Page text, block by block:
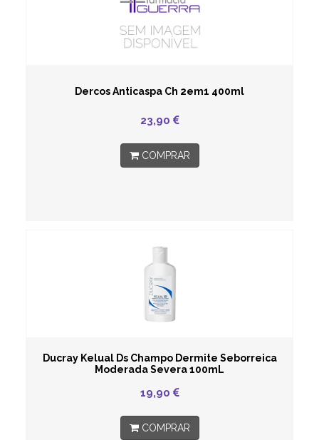
Dercos Anticaspa Ch 2em1 400ml
23,90
COMPRAR
Ducray Kelual Ds Champo Dermite Seborreica
Moderada Severa 100mL
19,90
COMPRAR